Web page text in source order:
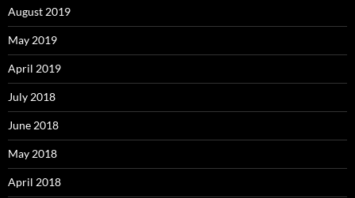
August 2019
May 2019
April 2019
July 2018
June 2018
May 2018
April 2018